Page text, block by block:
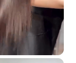
شامبو ديتوكس 500 مل
علاج ديتوكس بالانس
مثل معقد متعدد
والزنجبيل. هذا الخط